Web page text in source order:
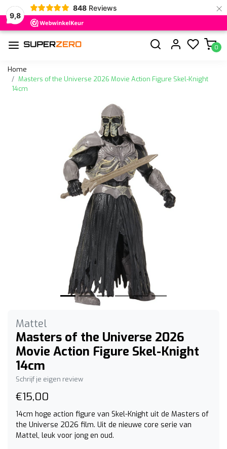
9,8
848 Reviews ×
0
Home
Masters of the Universe 2026 Movie Action Figure Skel-Knight
14cm
Mattel
Masters of the Universe 2026
Movie Action Figure Skel-Knight
14cm
Schrijf je eigen review
€15,00
14cm hoge action figure van Skel-Knight uit de Masters of
the Universe 2026 film. Uit de nieuwe core serie van
Mattel, leuk voor jong en oud.